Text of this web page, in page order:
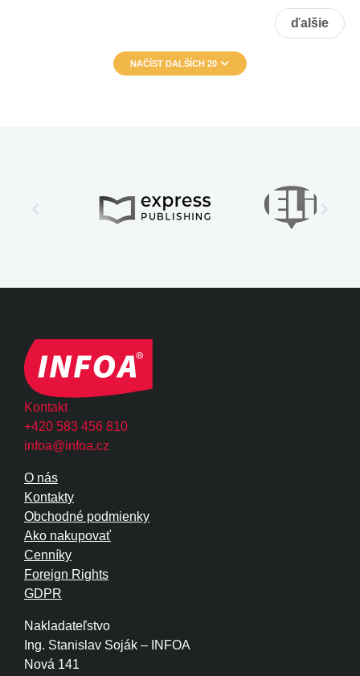
ďalšie
NAČÍST DALŠÍCH 20
Kontakt
+420 583 456 810
infoa@infoa.cz
Nakladateľstvo
Ing. Stanislav Soják – INFOA
Nová 141
O nás
Kontakty
Obchodné podmienky
Ako nakupovať
Cenníky
Foreign Rights
GDPR